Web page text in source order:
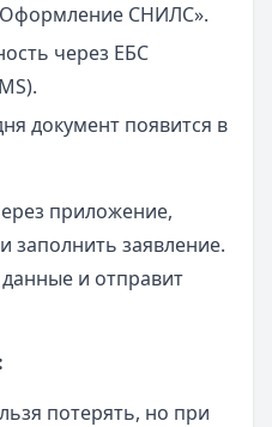
СНИЛС».
через ЕБС
документ появится в
приложение,
заполнить заявление.
и отправит
потерять, но при